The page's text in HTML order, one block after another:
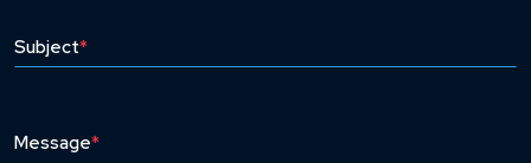
Subject*
Message*